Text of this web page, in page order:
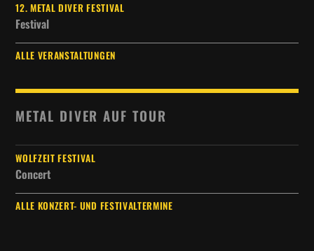
12. METAL DIVER FESTIVAL
Festival
ALLE VERANSTALTUNGEN
METAL DIVER AUF TOUR
WOLFZEIT FESTIVAL
Concert
ALLE KONZERT- UND FESTIVALTERMINE